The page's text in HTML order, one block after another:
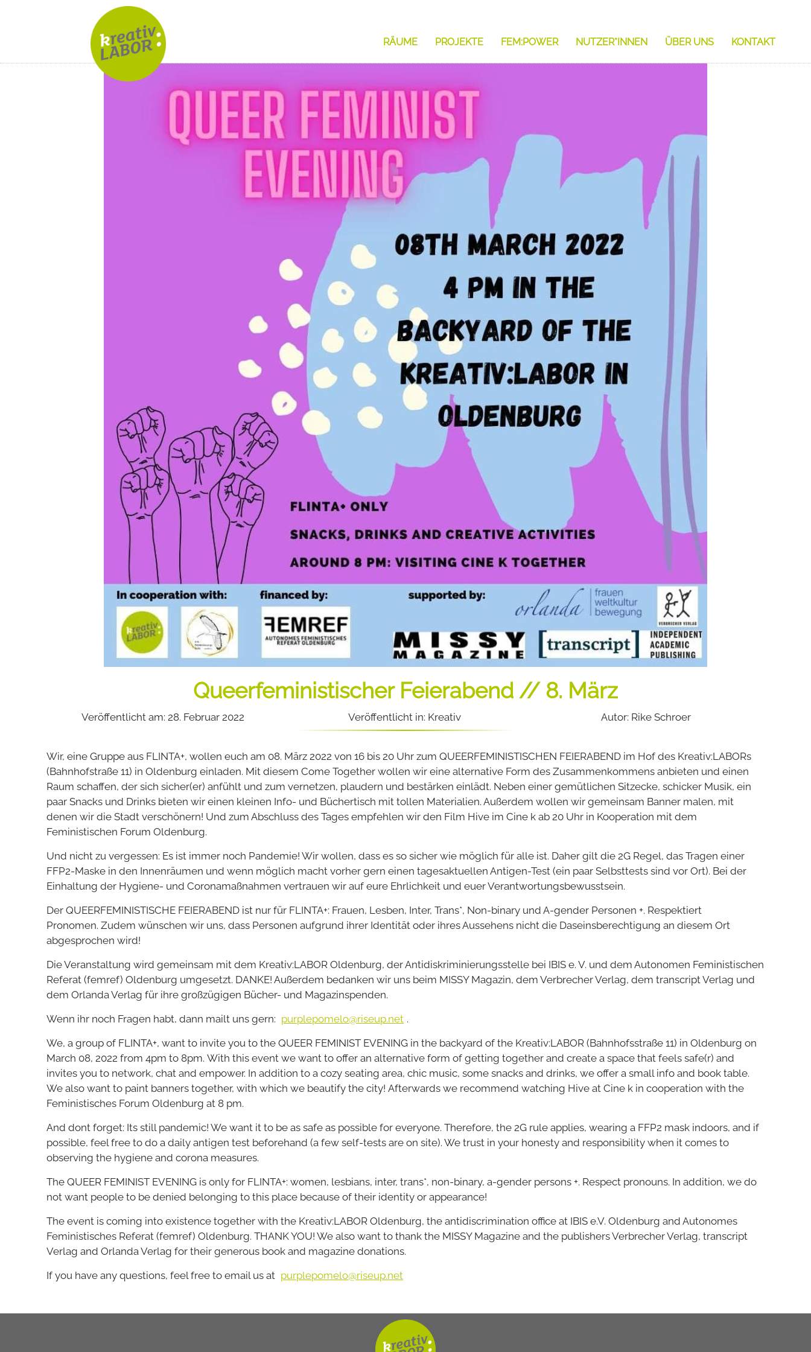
RÄUME PROJEKTE FEM:POWER NUTZER*INNEN ÜBER UNS KONTAKT
Queerfeministischer Feierabend // 8. März
Veröffentlicht am: 28. Februar 2022 Veröffentlicht in: Kreativ Autor: Rike Schroer
Wir, eine Gruppe aus FLINTA+, wollen euch am 08. März 2022 von 16 bis 20 Uhr zum QUEERFEMINISTISCHEN FEIERABEND im Hof des Kreativ:LABORs
(Bahnhofstraße 11) in Oldenburg einladen. Mit diesem Come Together wollen wir eine alternative Form des Zusammenkommens anbieten und einen
Raum schaffen, der sich sicher(er) anfühlt und zum vernetzen, plaudern und bestärken einlädt. Neben einer gemütlichen Sitzecke, schicker Musik, ein
paar Snacks und Drinks bieten wir einen kleinen Info- und Büchertisch mit tollen Materialien. Außerdem wollen wir gemeinsam Banner malen, mit
denen wir die Stadt verschönern! Und zum Abschluss des Tages empfehlen wir den Film Hive im Cine k ab 20 Uhr in Kooperation mit dem
Feministischen Forum Oldenburg.
Und nicht zu vergessen: Es ist immer noch Pandemie! Wir wollen, dass es so sicher wie möglich für alle ist. Daher gilt die 2G Regel, das Tragen einer
FFP2-Maske in den Innenräumen und wenn möglich macht vorher gern einen tagesaktuellen Antigen-Test (ein paar Selbsttests sind vor Ort). Bei der
Einhaltung der Hygiene- und Coronamaßnahmen vertrauen wir auf eure Ehrlichkeit und euer Verantwortungsbewusstsein.
Der QUEERFEMINISTISCHE FEIERABEND ist nur für FLINTA+: Frauen, Lesben, Inter, Trans*, Non-binary und A-gender Personen +. Respektiert
Pronomen. Zudem wünschen wir uns, dass Personen aufgrund ihrer Identität oder ihres Aussehens nicht die Daseinsberechtigung an diesem Ort
abgesprochen wird!
Die Veranstaltung wird gemeinsam mit dem Kreativ:LABOR Oldenburg, der Antidiskriminierungsstelle bei IBIS e. V. und dem Autonomen Feministischen
Referat (femref) Oldenburg umgesetzt. DANKE! Außerdem bedanken wir uns beim MISSY Magazin, dem Verbrecher Verlag, dem transcript Verlag und
dem Orlanda Verlag für ihre großzügigen Bücher- und Magazinspenden.
Wenn ihr noch Fragen habt, dann mailt uns gern: purplepomelo@riseup.net .
We, a group of FLINTA+, want to invite you to the QUEER FEMINIST EVENING in the backyard of the Kreativ:LABOR (Bahnhofsstraße 11) in Oldenburg on
March 08, 2022 from 4pm to 8pm. With this event we want to offer an alternative form of getting together and create a space that feels safe(r) and
invites you to network, chat and empower. In addition to a cozy seating area, chic music, some snacks and drinks, we offer a small info and book table.
We also want to paint banners together, with which we beautify the city! Afterwards we recommend watching Hive at Cine k in cooperation with the
Feministisches Forum Oldenburg at 8 pm.
And dont forget: Its still pandemic! We want it to be as safe as possible for everyone. Therefore, the 2G rule applies, wearing a FFP2 mask indoors, and if
possible, feel free to do a daily antigen test beforehand (a few self-tests are on site). We trust in your honesty and responsibility when it comes to
observing the hygiene and corona measures.
The QUEER FEMINIST EVENING is only for FLINTA+: women, lesbians, inter, trans*, non-binary, a-gender persons +. Respect pronouns. In addition, we do
not want people to be denied belonging to this place because of their identity or appearance!
The event is coming into existence together with the Kreativ:LABOR Oldenburg, the antidiscrimination office at IBIS e.V. Oldenburg and Autonomes
Feministisches Referat (femref) Oldenburg. THANK YOU! We also want to thank the MISSY Magazine and the publishers Verbrecher Verlag, transcript
Verlag and Orlanda Verlag for their generous book and magazine donations.
If you have any questions, feel free to email us at purplepomelo@riseup.net